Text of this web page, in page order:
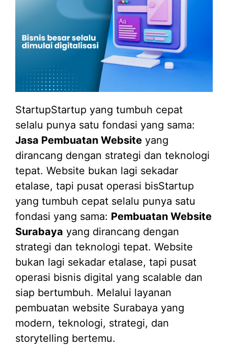
StartupStartup yang tumbuh cepat
selalu punya satu fondasi yang sama:
Jasa Pembuatan Website yang
dirancang dengan strategi dan teknologi
tepat. Website bukan lagi sekadar
etalase, tapi pusat operasi bisStartup
yang tumbuh cepat selalu punya satu
fondasi yang sama: Pembuatan Website
Surabaya yang dirancang dengan
strategi dan teknologi tepat. Website
bukan lagi sekadar etalase, tapi pusat
operasi bisnis digital yang scalable dan
siap bertumbuh. Melalui layanan
pembuatan website Surabaya yang
modern, teknologi, strategi, dan
storytelling bertemu.